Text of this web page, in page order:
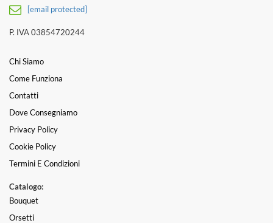
[email protected]
P. IVA 03854720244
Chi Siamo
Come Funziona
Contatti
Dove Consegniamo
Privacy Policy
Cookie Policy
Termini E Condizioni
Catalogo:
Bouquet
Orsetti